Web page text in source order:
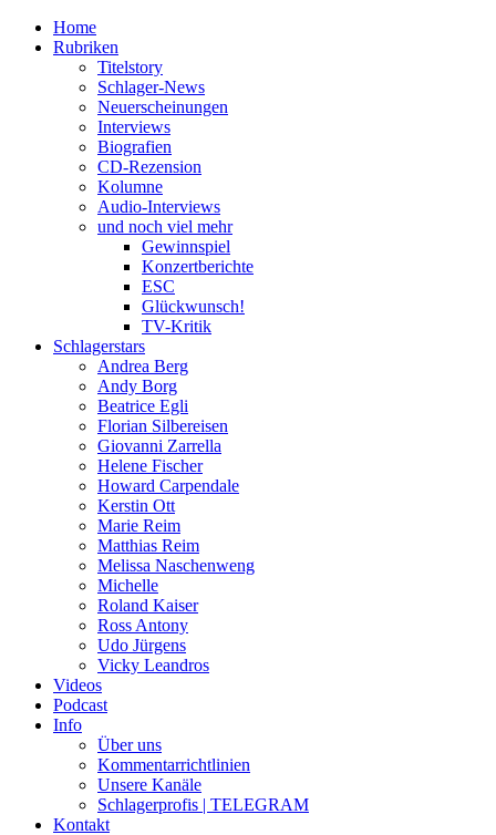
Home
Rubriken
Titelstory
Schlager-News
Neuerscheinungen
Interviews
Biografien
CD-Rezension
Kolumne
Audio-Interviews
und noch viel mehr
Gewinnspiel
Konzertberichte
ESC
Glückwunsch!
TV-Kritik
Schlagerstars
Andrea Berg
Andy Borg
Beatrice Egli
Florian Silbereisen
Giovanni Zarrella
Helene Fischer
Howard Carpendale
Kerstin Ott
Marie Reim
Matthias Reim
Melissa Naschenweng
Michelle
Roland Kaiser
Ross Antony
Udo Jürgens
Vicky Leandros
Videos
Podcast
Info
Über uns
Kommentarrichtlinien
Unsere Kanäle
Schlagerprofis | TELEGRAM
Kontakt